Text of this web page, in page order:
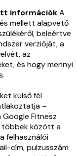
információkA
mellett alapvető
beleértve
verzióját, a
az
és hogy mennyi
külső fél
–
Google Fitnesz
többek között a
felhasználói
cím, pulzusszám